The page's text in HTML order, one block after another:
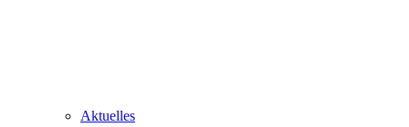
Aktuelles